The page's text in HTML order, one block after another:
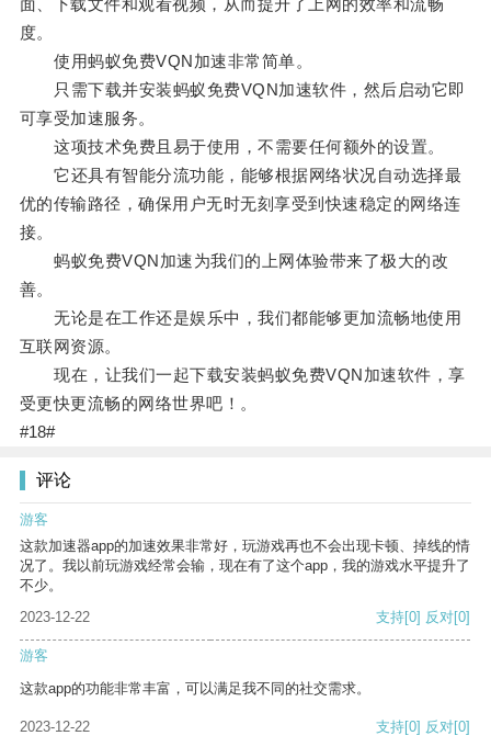
面、下载文件和观看视频，从而提升了上网的效率和流畅
度。
使用蚂蚁免费VQN加速非常简单。
只需下载并安装蚂蚁免费VQN加速软件，然后启动它即
可享受加速服务。
这项技术免费且易于使用，不需要任何额外的设置。
它还具有智能分流功能，能够根据网络状况自动选择最
优的传输路径，确保用户无时无刻享受到快速稳定的网络连
接。
蚂蚁免费VQN加速为我们的上网体验带来了极大的改
善。
无论是在工作还是娱乐中，我们都能够更加流畅地使用
互联网资源。
现在，让我们一起下载安装蚂蚁免费VQN加速软件，享
受更快更流畅的网络世界吧！。
#18#
评论
游客
这款加速器app的加速效果非常好，玩游戏再也不会出现卡顿、掉线的情
况了。我以前玩游戏经常会输，现在有了这个app，我的游戏水平提升了
不少。
2023-12-22
支持[0] 反对[0]
游客
这款app的功能非常丰富，可以满足我不同的社交需求。
2023-12-22 支持[0] 反对[0]